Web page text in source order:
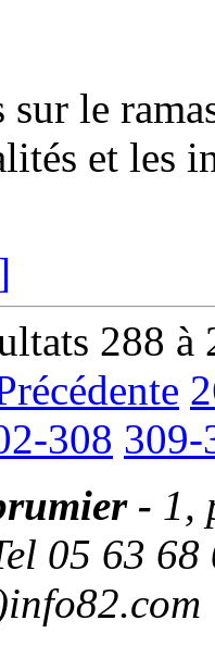
sur le
et les
288 à
308 309-
- 1,
05 63